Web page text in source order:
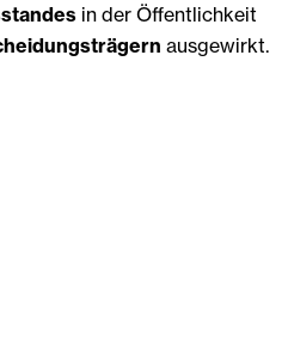
in der Öffentlichkeit
ausgewirkt.